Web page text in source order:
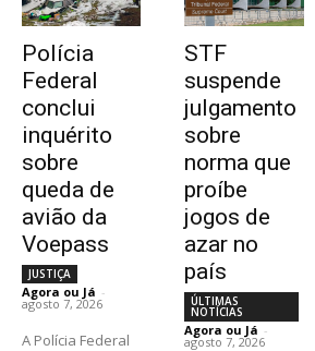
Polícia
Federal
conclui
inquérito
sobre
queda de
avião da
Voepass
JUSTIÇA
Agora ou Já -
agosto 7, 2026
A Polícia Federal
STF
suspende
julgamento
sobre
norma que
proíbe
jogos de
azar no
país
ÚLTIMAS
NOTÍCIAS
Agora ou Já -
agosto 7, 2026